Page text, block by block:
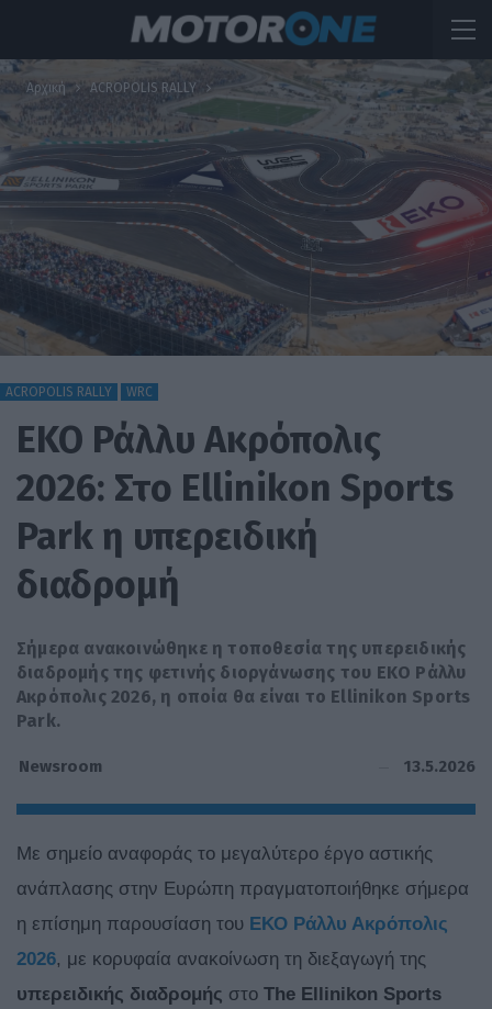
Αρχική ACROPOLIS RALLY
ACROPOLIS RALLY WRC
ΕΚΟ Ράλλυ Ακρόπολις
2026: Στο Ellinikon Sports
Park η υπερειδική
διαδρομή
Σήμερα ανακοινώθηκε η τοποθεσία της υπερειδικής
διαδρομής της φετινής διοργάνωσης του EKO Ράλλυ
Ακρόπολις 2026, η οποία θα είναι το Ellinikon Sports
Park.
Newsroom 13.5.2026
Με σημείο αναφοράς το μεγαλύτερο έργο αστικής
ανάπλασης στην Ευρώπη πραγματοποιήθηκε σήμερα
η επίσημη παρουσίαση του ΕΚΟ Ράλλυ Ακρόπολις
2026, με κορυφαία ανακοίνωση τη διεξαγωγή της
υπερειδικής διαδρομής στο The Ellinikon Sports